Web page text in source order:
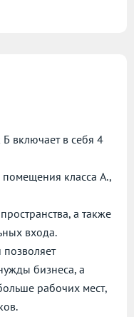
включает в себя 4
класса А.,
а также
входа.
бизнеса, а
рабочих мест,